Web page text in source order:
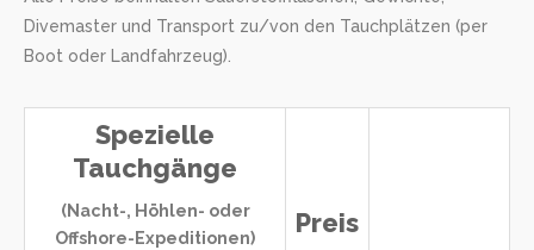
Divemaster und Transport zu/von den Tauchplätzen (per
Boot oder Landfahrzeug).
Spezielle
Tauchgänge
(Nacht-, Höhlen- oder
Offshore-Expeditionen)
Preis